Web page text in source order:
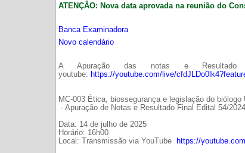
ATENÇÂO: Nova data aprovada na reunião do
Banca Examinadora
Novo calendário
A Apuração das notas e Resultado
youtube: https://youtube.com/live/
MC-003 Ética, biossegurança e legislação do biólogo
- Apuração de Notas e Resultado Final Edital 54/
Data: 14 de julho de 2025
Horário: 16h00
Local: Transmissão via YouTube
https://